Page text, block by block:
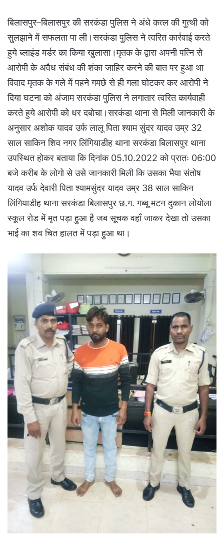
बिलासपुर–बिलासपुर की सरकंडा पुलिस ने अंधे कत्ल की गुत्थी को
सुलझाने में सफलता पा ली।सरकंडा पुलिस ने त्वरित कार्रवाई करते
हुये ब्लाइंड मर्डर का किया खुलासा।मृतक के द्वारा अपनी पत्नि से
आरोपी के अवैध संबंध की शंका जाहिर करने की बात पर हुआ था
विवाद मृतक के गले में पहने गमछे से ही गला घोटकर कर आरोपी ने
दिया घटना को अंजाम सरकंडा पुलिस ने लगातार त्वरित कार्यवाही
करते हुये आरोपी को धर दबोचा।सरकंडा थाना से मिली जानकारी के
अनुसार अशोक यादव उर्फ लालू पिता श्याम सुंदर यादव उम्र 32
साल साकिन शिव नगर लिंगियाडीह थाना सरकंडा बिलासपुर थाना
उपस्थित होकर बताया कि दिनांक 05.10.2022 को प्रातः 06:00
बजे करीब के लोगो से उसे जानकारी मिली कि उसका भैया संतोष
यादव उर्फ देवारी पिता श्यामसुंदर यादव उम्र 38 साल साकिन
लिंगियाडीह थाना सरकंडा बिलासपुर छ.ग. गब्बू मटन दुकान लोयोला
स्कूल रोड में मृत पड़ा हुआ है जब सूचक वहाँ जाकर देखा तो उसका
भाई का शव चित हालत में पड़ा हुआ था।